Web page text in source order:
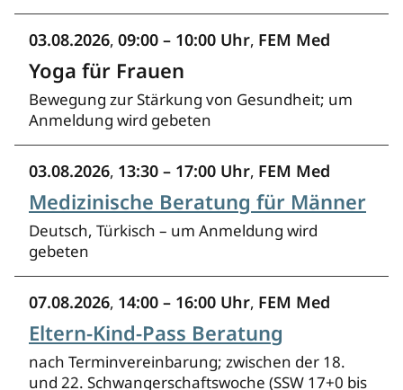
03.08.2026, 09:00 – 10:00 Uhr, FEM Med
Yoga für Frauen
Bewegung zur Stärkung von Gesundheit; um
Anmeldung wird gebeten
03.08.2026, 13:30 – 17:00 Uhr, FEM Med
Medizinische Beratung für Männer
Deutsch, Türkisch – um Anmeldung wird
gebeten
07.08.2026, 14:00 – 16:00 Uhr, FEM Med
Eltern-Kind-Pass Beratung
nach Terminvereinbarung; zwischen der 18.
und 22. Schwangerschaftswoche (SSW 17+0 bis